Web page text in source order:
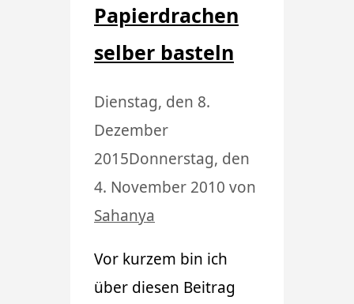
Papierdrachen
selber basteln
Dienstag, den 8.
Dezember
2015Donnerstag, den
4. November 2010 von
Sahanya
Vor kurzem bin ich
über diesen Beitrag